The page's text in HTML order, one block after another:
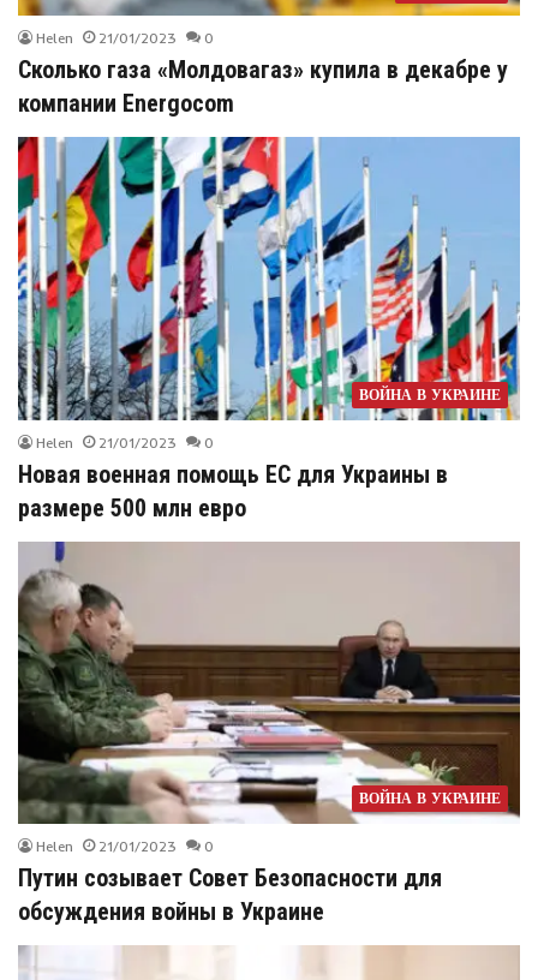
Helen 21/01/2023 0
Сколько газа «Молдовагаз» купила в декабре у
компании Energocom
ВОЙНА В УКРАИНЕ
Helen 21/01/2023 0
Новая военная помощь ЕС для Украины в
размере 500 млн евро
ВОЙНА В УКРАИНЕ
Helen 21/01/2023 0
Путин созывает Совет Безопасности для
обсуждения войны в Украине